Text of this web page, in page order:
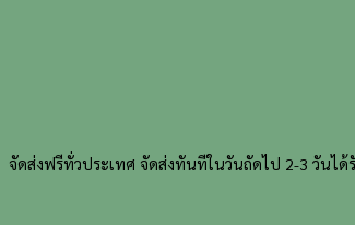
ชิ้น
จัดส่งฟรีทั่วประเทศ จัดส่งทันทีในวันถัดไป 2-3 วันได้